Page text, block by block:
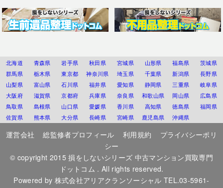
北海道 青森県 岩手県 秋田県 宮城県 山形県 福島県
茨城県
群馬県
栃木県 東京都 神奈川県 埼玉県 千葉県 新潟県
長野県
山梨県
富山県 石川県 福井県 愛知県 静岡県 三重県
岐阜県
大阪府
滋賀県 京都府 兵庫県 奈良県 和歌山県 岡山県
広島県
鳥取県
島根県 山口県 愛媛県 香川県 高知県 徳島県
福岡県
佐賀県
熊本県 大分県 長崎県 宮崎県 鹿児島県 沖縄県
運営会社 総監修者プロフィール 利用規約
プライバシーポリ
シー
© copyright 2015損をしないシリーズ 中古マンション買取専門
ドットコム . All rights reserved.
Powered by 株式会社アリアクランソーシャル TEL.03-5961-